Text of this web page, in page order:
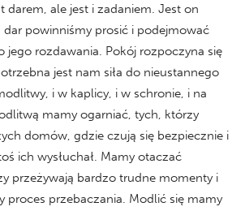
darem, ale jest i zadaniem. Jest on
dar powinniśmy prosić i podejmować
jego rozdawania. Pokój rozpoczyna się
jest nam siła do nieustannego
i w kaplicy, i w schronie, i na
mamy ogarniać, tych, którzy
domów, gdzie czują się bezpiecznie i
ich wysłuchał. Mamy otaczać
przeżywają bardzo trudne momenty i
proces przebaczania. Modlić się mamy